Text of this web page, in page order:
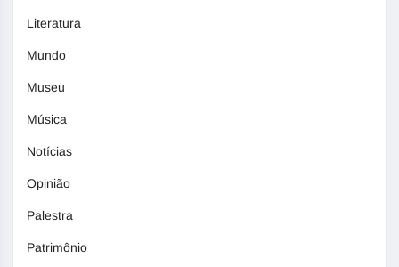
Literatura
Mundo
Museu
Música
Notícias
Opinião
Palestra
Patrimônio